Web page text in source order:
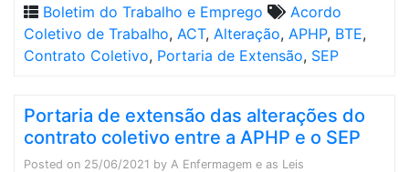
Boletim do Trabalho e Emprego
Acordo
Coletivo de Trabalho, ACT, Alteração, APHP, BTE,
Contrato Coletivo, Portaria de Extensão, SEP
Portaria de extensão das alterações do
contrato coletivo entre a APHP e o SEP
Posted on 25/06/2021 by A Enfermagem e as Leis